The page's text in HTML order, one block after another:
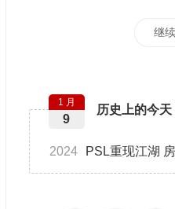
继
历史上的今天
1 月
9
2024 PSL重现江湖